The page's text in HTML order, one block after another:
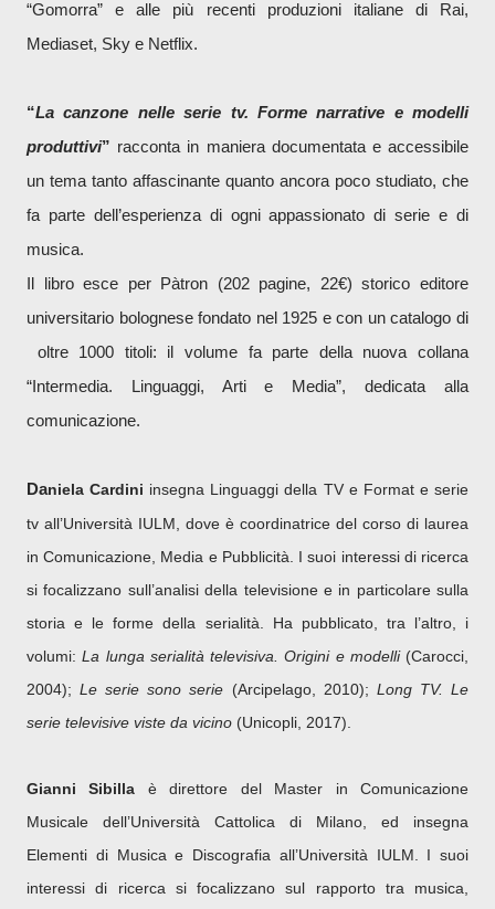
“Gomorra” e alle più recenti produzioni italiane di Rai,
Mediaset, Sky e Netflix.
“La canzone nelle serie tv. Forme narrative e modelli
produttivi” racconta in maniera documentata e accessibile
un tema tanto affascinante quanto ancora poco studiato, che
fa parte dell’esperienza di ogni appassionato di serie e di
musica.
Il libro esce per Pàtron (202 pagine, 22€) storico editore
universitario bolognese fondato nel 1925 e con un catalogo di
oltre 1000 titoli: il volume fa parte della nuova collana
“Intermedia. Linguaggi, Arti e Media”, dedicata alla
comunicazione.
Daniela Cardini insegna Linguaggi della TV e Format e serie
tv all’Università IULM, dove è coordinatrice del corso di laurea
in Comunicazione, Media e Pubblicità. I suoi interessi di ricerca
si focalizzano sull’analisi della televisione e in particolare sulla
storia e le forme della serialità. Ha pubblicato, tra l’altro, i
volumi:La lunga serialità televisiva. Origini e modelli (Carocci,
2004);Le serie sono serie (Arcipelago, 2010); Long TV. Le
serie televisive viste da vicino (Unicopli, 2017).
Gianni Sibilla è direttore del Master in Comunicazione
Musicale dell’Università Cattolica di Milano, ed insegna
Elementi di Musica e Discografia all’Università IULM. I suoi
interessi di ricerca si focalizzano sul rapporto tra musica,